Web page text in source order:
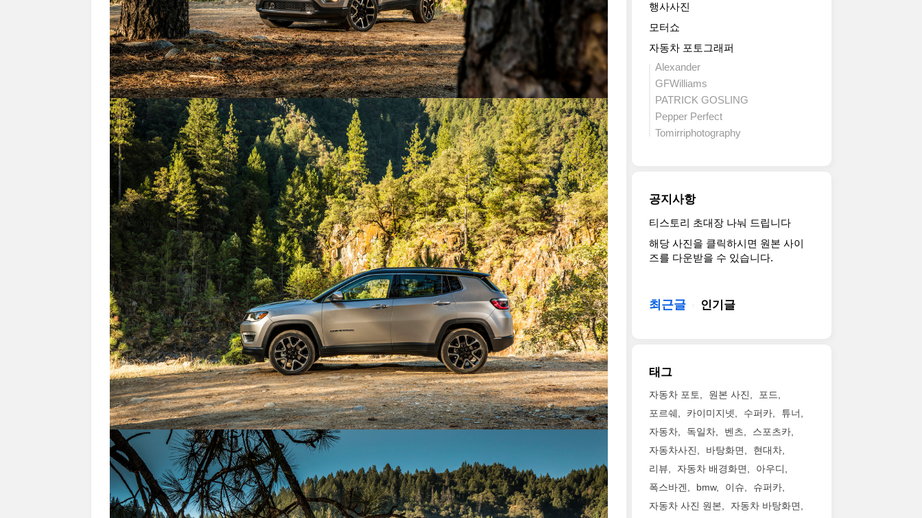
행사사진
모터쇼
자동차 포토그래퍼
Alexander
GFWilliams
PATRICK GOSLING
Pepper Perfect
Tomirriphotography
공지사항
티스토리 초대장 나눠 드립니다
해당 사진을 클릭하시면 원본 사이
즈를 다운받을 수 있습니다.
최근글 인기글
태그
자동차 포토 원본 사진
포드
포르쉐
카이미지넷 수퍼카
튜너
자동차
독일차 벤츠
스포츠카
자동차사진
바탕화면
현대차
리뷰
자동차 배경화면
아우디
폭스바겐
bmw 이슈
슈퍼카
자동차 사진 원본
자동차 바탕화면